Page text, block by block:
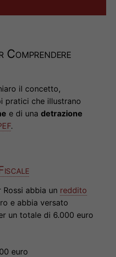
Comprendere
il concetto,
pratici che illustrano
e di una detrazione
.
abbia un reddito
e abbia versato
un totale di 6.000 euro
euro